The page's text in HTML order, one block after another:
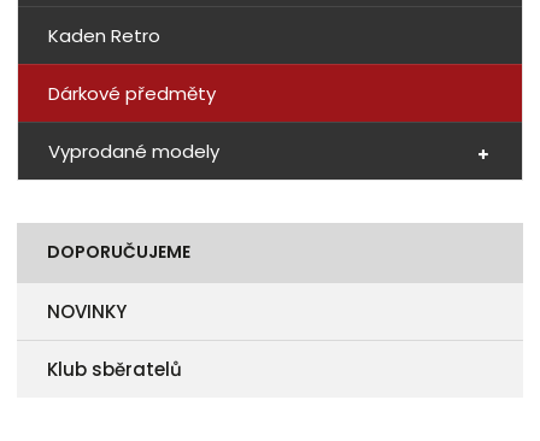
Kaden Retro
Dárkové předměty
Vyprodané modely
DOPORUČUJEME
NOVINKY
Klub sběratelů